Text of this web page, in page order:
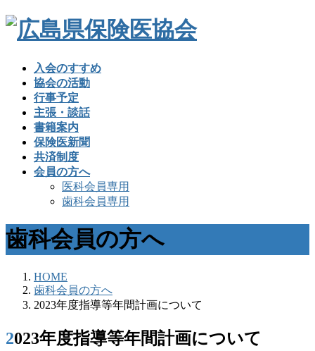
入会のすすめ
協会の活動
行事予定
主張・談話
書籍案内
保険医新聞
共済制度
会員の方へ
医科会員専用
歯科会員専用
歯科会員の方へ
HOME
歯科会員の方へ
2023年度指導等年間計画について
2023年度指導等年間計画について